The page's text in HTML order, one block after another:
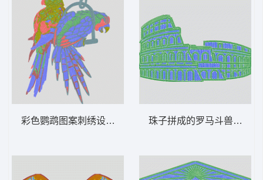
彩色鹦鹉图案刺绣设计 鹦鹉 鸟 多色珠片珠子拼成的罗马斗兽场 风